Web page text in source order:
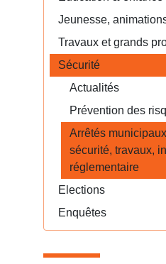
Jeunesse,
Travaux et grands
Sécurité
Actualités
Prévention des
Arrêtés
sécurité, travaux,
réglementaire
Elections
Enquêtes